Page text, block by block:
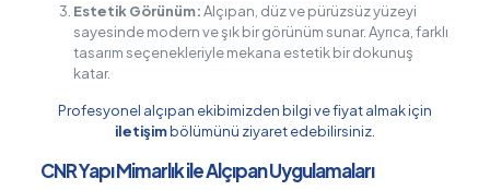
Estetik Görünüm:Alçıpan, düz ve pürüzsüz yüzeyi
sayesinde modern ve şık bir görünüm sunar. Ayrıca, farklı
tasarım seçenekleriyle mekana estetik bir dokunuş
katar.
Profesyonel alçıpan ekibimizden bilgi ve fiyat almak için
iletişimbölümünü ziyaret edebilirsiniz.
CNR Yapı Mimarlık ile Alçıpan Uygulamaları